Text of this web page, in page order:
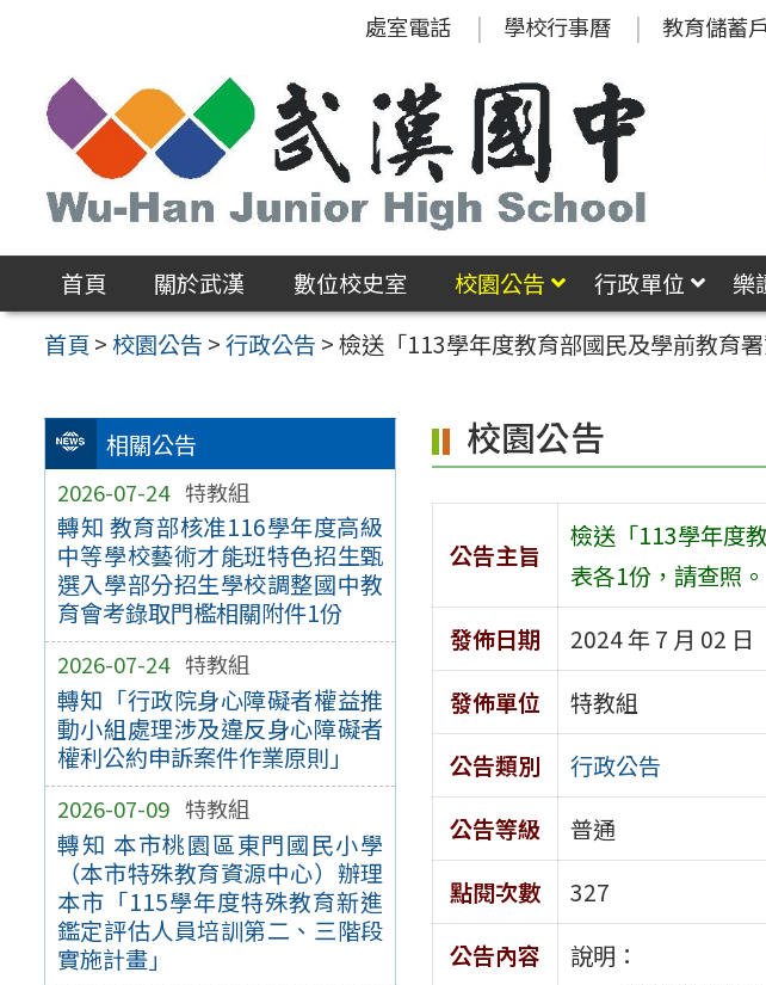
區
處室電話 學校行事曆 教育儲蓄戶
首頁 關於武漢 數位校史室 校園公告 行政單位 樂
首頁 >校園公告 >行政公告 >檢送「113學年度教育部國民及學前教育
相關公告
2026-07-24 特教組
轉知 教育部核准116學年度高級
中等學校藝術才能班特色招生甄
選入學部分招生學校調整國中教
育會考錄取門檻相關附件1份
2026-07-24 特教組
轉知「行政院身心障礙者權益推
動小組處理涉及違反身心障礙者
權利公約申訴案件作業原則」
2026-07-09 特教組
轉知 本市桃園區東門國民小學
（本市特殊教育資源中心）辦理
本市「115學年度特殊教育新進
鑑定評估人員培訓第二、三階段
實施計畫」
校園公告
公告主旨
檢送「113學年度
表各1份，請查照。
發佈日期
2024 年 7 月 02 日
發佈單位
特教組
公告類別
行政公告
公告等級
普通
點閱次數
327
公告內容
說明：